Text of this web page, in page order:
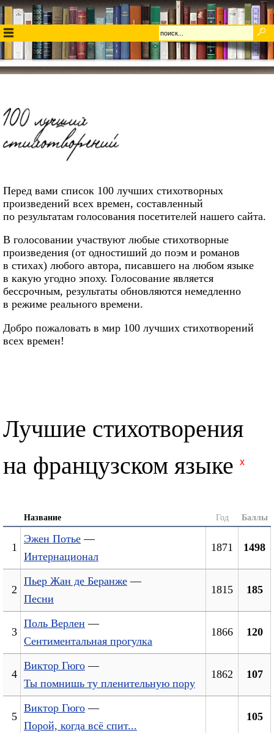
Перед вами список 100 лучших стихотворных
произведений всех времен, составленный
по результатам голосования посетителей нашего сайта.
В голосовании участвуют любые стихотворные
произведения (от одностиший до поэм и романов
в стихах) любого автора, писавшего на любом языке
в какую угодно эпоху. Голосование является
бессрочным, результаты обновляются немедленно
в режиме реального времени.
Добро пожаловать в мир 100 лучших стихотворений
всех времен!
Лучшие стихотворения
на французском языке
x
Название Год Баллы
1
Эжен Потье —
Интернационал
1871 1498
2
Пьер Жан де Беранже —
Песни
1815 185
3
Поль Верлен —
Сентиментальная прогулка
1866 120
4
Виктор Гюго —
Ты помнишь ту пленительную пору
1862 107
5
Виктор Гюго —
Порой, когда всё спит...
105